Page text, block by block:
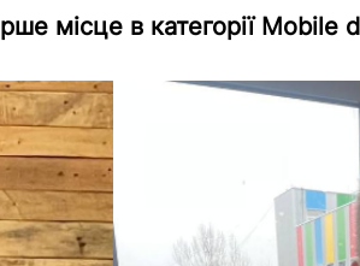
місце в категорії Mobile